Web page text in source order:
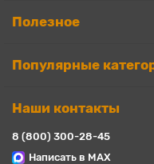
Полезное
Популярные
Наши контакты
8 (800) 300-28-45
Написать в MAX